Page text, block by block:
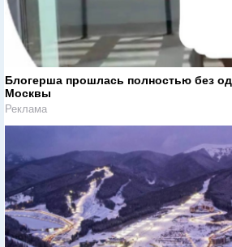
Блогерша прошлась полностью без
Москвы
Реклама